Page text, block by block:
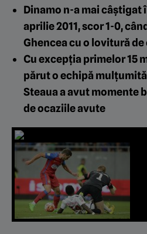
Dinamo n-a mai câștigat
aprilie 2011, scor 1-0,
Ghencea cu o lovitură de
Cu excepția primelor 15
părut o echipă
Steaua a avut momente
de ocaziile avute